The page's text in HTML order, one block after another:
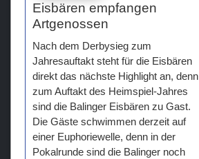
Eisbären empfangen
Artgenossen
Nach dem Derbysieg zum
Jahresauftakt steht für die Eisbären
direkt das nächste Highlight an, denn
zum Auftakt des Heimspiel-Jahres
sind die Balinger Eisbären zu Gast.
Die Gäste schwimmen derzeit auf
einer Euphoriewelle, denn in der
Pokalrunde sind die Balinger noch